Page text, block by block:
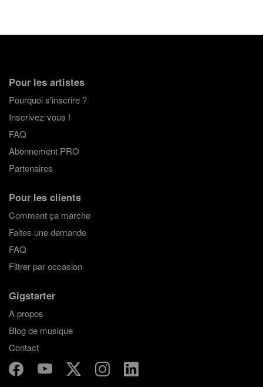
Pour les artistes
Pourquoi s'inscrire ?
Inscrivez-vous !
FAQ
Abonnement PRO
Partenaires
Pour les clients
Comment ça marche
Faites une demande
FAQ
Filtrer par occasion
Gigstarter
A propos
Blog de musique
Contact